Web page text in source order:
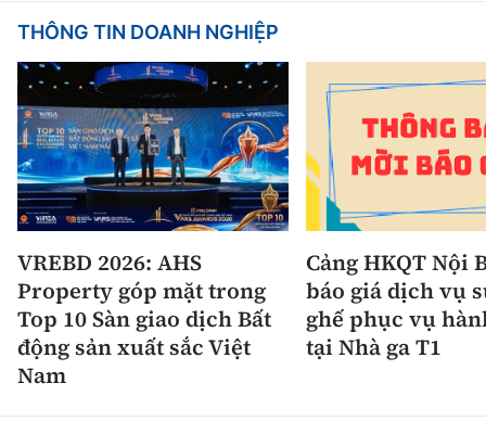
THÔNG TIN DOANH NGHIỆP
VREBD 2026: AHS
Property góp mặt trong
Top 10 Sàn giao dịch Bất
động sản xuất sắc Việt
Nam
Cảng HKQT Nội
báo giá dịch vụ
ghế phục vụ
tại Nhà ga T1